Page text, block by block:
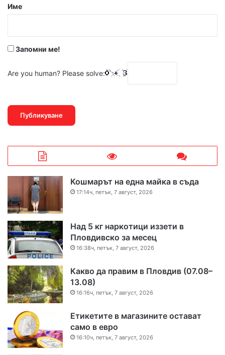
р
Име
Запомни ме!
Are you human? Please solve:
Кошмарът на една майка в съда
17:14ч, петък, 7 август, 2026
Над 5 кг наркотици иззети в
Пловдивско за месец
16:38ч, петък, 7 август, 2026
Какво да правим в Пловдив (07.08–
13.08)
16:16ч, петък, 7 август, 2026
Етикетите в магазините остават
само в евро
16:10ч, петък, 7 август, 2026